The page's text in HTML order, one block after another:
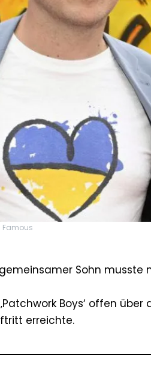
Famous
Sohn
Boys‘ offen
erreichte.